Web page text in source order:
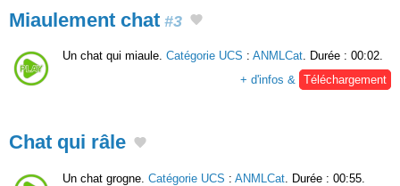
Miaulement chat #3
Un chat qui miaule. Catégorie UCS : ANMLCat. Durée : 00:02.
+ d'infos & Téléchargement
Chat qui râle
Un chat grogne. Catégorie UCS : ANMLCat . Durée : 00:55.